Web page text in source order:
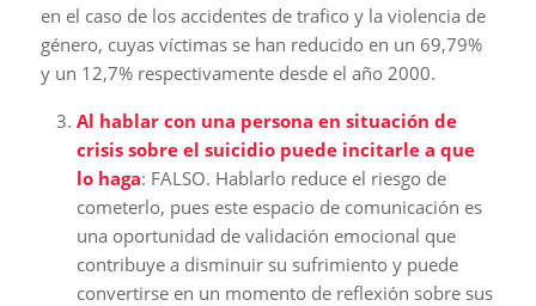
en el caso de los accidentes de trafico y la violencia de
género, cuyas víctimas se han reducido en un 69,79%
y un 12,7% respectivamente desde el año 2000.
Al hablar con una persona en situación de
crisis sobre el suicidio puede incitarle a que
lo haga: FALSO. Hablarlo reduce el riesgo de
cometerlo, pues este espacio de comunicación es
una oportunidad de validación emocional que
contribuye a disminuir su sufrimiento y puede
convertirse en un momento de reflexión sobre sus